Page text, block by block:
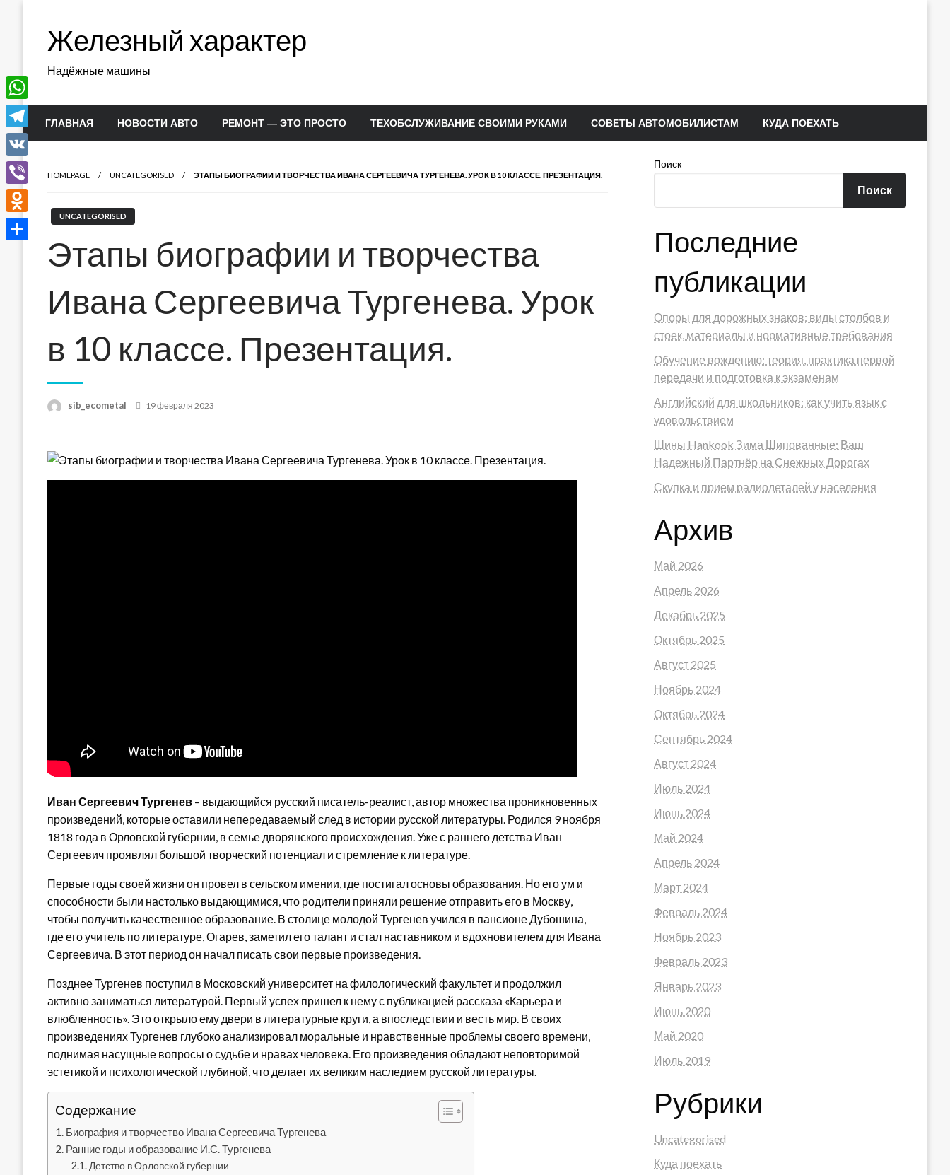
содержимомуЖелезный характер
Надёжные машины
ГЛАВНАЯ НОВОСТИ АВТО РЕМОНТ — ЭТО ПРОСТО ТЕХОБСЛУЖИВАНИЕ СВОИМИ РУКАМИ СОВЕТЫ АВТОМОБИЛИСТАМ КУДА ПОЕХАТЬ
HOMEPAGE UNCATEGORISED ЭТАПЫ БИОГРАФИИ И ТВОРЧЕСТВА ИВАНА СЕРГЕЕВИЧА ТУРГЕНЕВА. УРОК В 10 КЛАССЕ. ПРЕЗЕНТАЦИЯ.
UNCATEGORISED
Этапы биографии и творчества
Ивана Сергеевича Тургенева. Урок
в 10 классе. Презентация.
sib_ecometal
Posted
19 февраля 2023
Иван Сергеевич Тургенев – выдающийся русский писатель-реалист, автор множества проникновенных
произведений, которые оставили непередаваемый след в истории русской литературы. Родился 9 ноября
1818 года в Орловской губернии, в семье дворянского происхождения. Уже с раннего детства Иван
Сергеевич проявлял большой творческий потенциал и стремление к литературе.
Первые годы своей жизни он провел в сельском имении, где постигал основы образования. Но его ум и
способности были настолько выдающимися, что родители приняли решение отправить его в Москву,
чтобы получить качественное образование. В столице молодой Тургенев учился в пансионе Дубошина,
где его учитель по литературе, Огарев, заметил его талант и стал наставником и вдохновителем для Ивана
Сергеевича. В этот период он начал писать свои первые произведения.
Позднее Тургенев поступил в Московский университет на филологический факультет и продолжил
активно заниматься литературой. Первый успех пришел к нему с публикацией рассказа «Карьера и
влюбленность». Это открыло ему двери в литературные круги, а впоследствии и весть мир. В своих
произведениях Тургенев глубоко анализировал моральные и нравственные проблемы своего времени,
поднимая насущные вопросы о судьбе и нравах человека. Его произведения обладают неповторимой
эстетикой и психологической глубиной, что делает их великим наследием русской литературы.
Содержание
Биография и творчество Ивана Сергеевича Тургенева
Ранние годы и образование И.С. Тургенева
Детство в Орловской губернии
Поиск
Поиск
Последние
публикации
Опоры для дорожных знаков: виды столбов и
стоек, материалы и нормативные требования
Обучение вождению: теория, практика первой
передачи и подготовка к экзаменам
Английский для школьников: как учить язык с
удовольствием
Шины Hankook Зима Шипованные: Ваш
Надежный Партнёр на Снежных Дорогах
Скупка и прием радиодеталей у населения
Архив
Май 2026
Апрель 2026
Декабрь 2025
Октябрь 2025
Август 2025
Ноябрь 2024
Октябрь 2024
Сентябрь 2024
Август 2024
Июль 2024
Июнь 2024
Май 2024
Апрель 2024
Март 2024
Февраль 2024
Ноябрь 2023
Февраль 2023
Январь 2023
Июнь 2020
Май 2020
Июль 2019
Рубрики
Uncategorised
Куда поехать
WhatsApp
Telegram
VK
Viber
Odnoklassniki
Отправить